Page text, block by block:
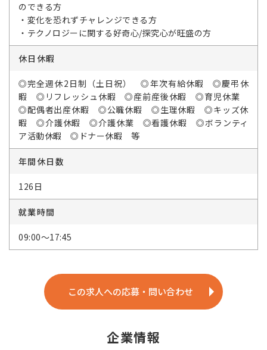
のできる方
・変化を恐れずチャレンジできる方
・テクノロジーに関する好奇心/探究心が旺盛の方
休日休暇
◎完全週休2日制（土日祝） ◎年次有給休暇 ◎慶弔休
暇 ◎リフレッシュ休暇 ◎産前産後休暇 ◎育児休業
◎配偶者出産休暇 ◎公職休暇 ◎生理休暇 ◎キッズ休
暇 ◎介護休暇 ◎介護休業 ◎看護休暇 ◎ボランティ
ア活動休暇 ◎ドナー休暇 等
年間休日数
126日
就業時間
09:00～17:45
この求人への応募・問い合わせ
企業情報